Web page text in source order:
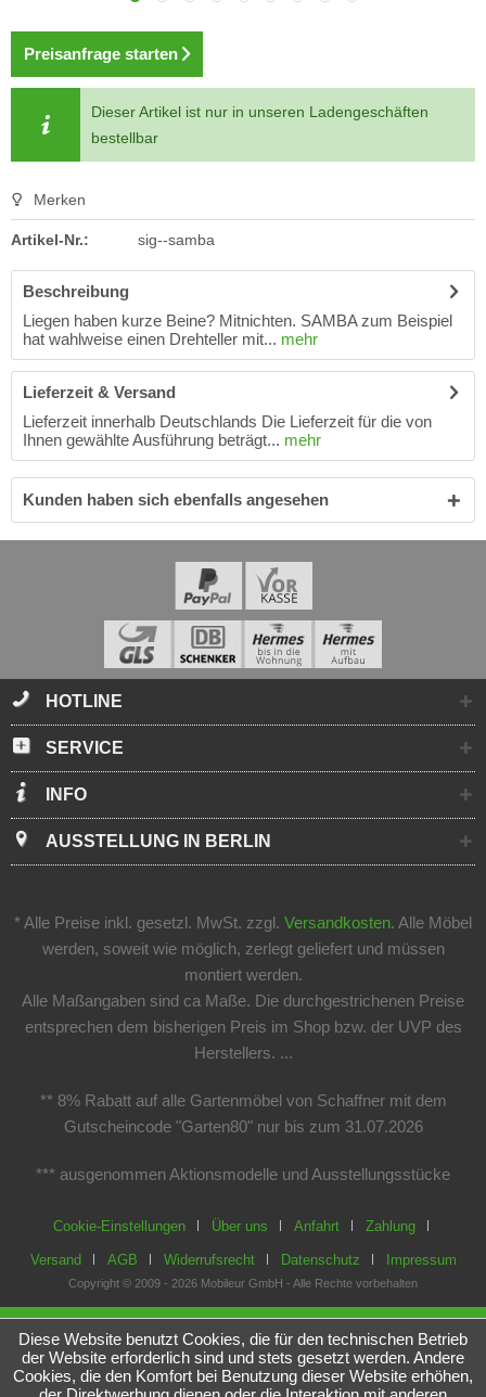
Preisanfrage starten
Dieser Artikel ist nur in unseren Ladengeschäften
bestellbar
Merken
Artikel-Nr.: sig--samba
Beschreibung
Liegen haben kurze Beine? Mitnichten. SAMBA zum Beispiel
hat wahlweise einen Drehteller mit... mehr
Lieferzeit & Versand
Lieferzeit innerhalb Deutschlands Die Lieferzeit für die von
Ihnen gewählte Ausführung beträgt... mehr
Kunden haben sich ebenfalls angesehen
HOTLINE
SERVICE
INFO
AUSSTELLUNG IN BERLIN
* Alle Preise inkl. gesetzl. MwSt. zzgl. Versandkosten. Alle Möbel
werden, soweit wie möglich, zerlegt geliefert und müssen
montiert werden.
Alle Maßangaben sind ca Maße. Die durchgestrichenen Preise
entsprechen dem bisherigen Preis im Shop bzw. der UVP des
Herstellers. ...
** 8% Rabatt auf alle Gartenmöbel von Schaffner mit dem
Gutscheincode "Garten80" nur bis zum 31.07.2026
*** ausgenommen Aktionsmodelle und Ausstellungsstücke
Cookie-Einstellungen Über uns Anfahrt Zahlung
Versand AGB Widerrufsrecht Datenschutz Impressum
Copyright © 2009 - 2026 Mobileur GmbH - Alle Rechte vorbehalten
Diese Website benutzt Cookies, die für den technischen Betrieb
der Website erforderlich sind und stets gesetzt werden. Andere
Cookies, die den Komfort bei Benutzung dieser Website erhöhen,